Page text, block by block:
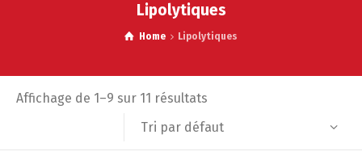
Lipolytiques
Home Lipolytiques
Affichage de 1–9 sur 11 résultats
Tri par défaut